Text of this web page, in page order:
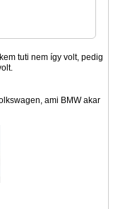
tuti nem így volt, pedig
ami BMW akar